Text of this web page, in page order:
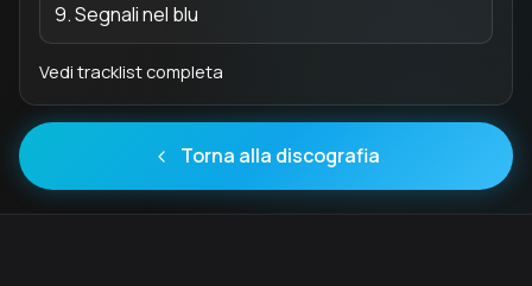
9. Segnali nel blu
Vedi tracklist completa
Torna alla discografia